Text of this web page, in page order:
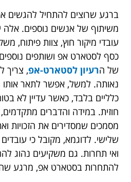
ברגע שרוצים להתחיל להגשים
משיתוף של אנשים נוספים. אלה
עובדי מיקור חוץ, צוות פיתוח,
כסף לסטארט אפ ושותפים
של הרעיון לסטארט-אפ, צריך
נאותה. למשל, אפשר לתאר אותו
כלליים בלבד, כאשר עדיין לא
חוזית. במידה והדברים
מסמכים שמסדירים את הזכויות
שלישי. לדוגמא, מקובל כי
ואי תחרות. גם משקיעים נהוג
להתחרות בסטארט אפ, מרגע